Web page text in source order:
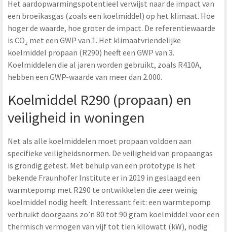
Het aardopwarmingspotentieel verwijst naar de impact van
een broeikasgas (zoals een koelmiddel) op het klimaat. Hoe
hoger de waarde, hoe groter de impact. De referentiewaarde
is CO₂ met een GWP van 1. Het klimaatvriendelijke
koelmiddel propaan (R290) heeft een GWP van 3.
Koelmiddelen die al jaren worden gebruikt, zoals R410A,
hebben een GWP-waarde van meer dan 2.000.
Koelmiddel R290 (propaan) en
veiligheid in woningen
Net als alle koelmiddelen moet propaan voldoen aan
specifieke veiligheidsnormen. De veiligheid van propaangas
is grondig getest. Met behulp van een prototype is het
bekende Fraunhofer Institute er in 2019 in geslaagd een
warmtepomp met R290 te ontwikkelen die zeer weinig
koelmiddel nodig heeft. Interessant feit: een warmtepomp
verbruikt doorgaans zo’n 80 tot 90 gram koelmiddel voor een
thermisch vermogen van vijf tot tien kilowatt (kW), nodig